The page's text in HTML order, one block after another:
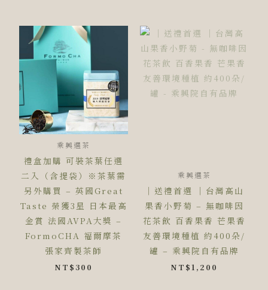
乘興選茶
禮盒加購 可裝茶葉任選
二入（含提袋）※茶葉需
另外購買 – 英國Great
Taste 榮獲3星 日本最高
金賞 法國AVPA大獎 –
FormoCHA 福爾摩茶
張家齊製茶師
NT$300
乘興選茶
｜送禮首選 ｜台灣高山
果香小野菊 – 無咖啡因
花茶飲 百香果香 芒果香
友善環境種植 約400朵/
罐 – 乘興院自有品牌
NT$1,200